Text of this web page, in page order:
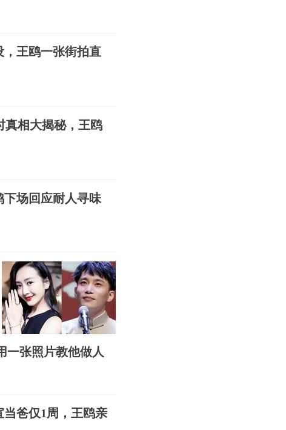
王鸥一张街拍直
真相大揭秘，王鸥
场回应耐人寻味
一张照片教他做人
爸仅1周，王鸥亲